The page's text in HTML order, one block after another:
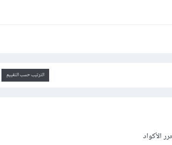
الترتيب حسب التقييم
الأكواد